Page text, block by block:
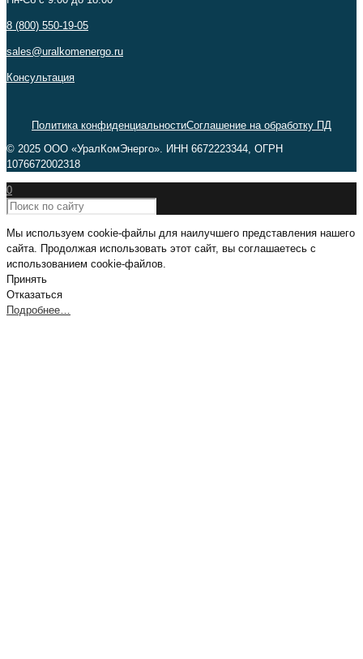
8 (800) 550-19-05
sales@uralkomenergo.ru
Консультация
Политика конфиденциальностиСоглашение на обработку ПД
© 2025 ООО «УралКомЭнерго». ИНН 6672223344, ОГРН
1076672002318
0
Мы используем cookie-файлы для наилучшего представления нашего
сайта. Продолжая использовать этот сайт, вы соглашаетесь с
использованием cookie-файлов.
Принять
Отказаться
Подробнее…